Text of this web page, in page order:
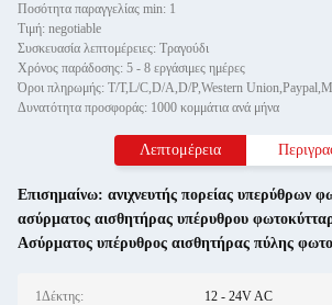
Ποσότητα παραγγελίας min: 1
Τιμή: negotiable
Συσκευασία λεπτομέρειες: Τραγούδι
Χρόνος παράδοσης: 5 - 8 εργάσιμες ημέρες
Όροι πληρωμής: T/T,L/C,D/A,D/P,Western
Δυνατότητα προσφοράς: 1000 κομμάτια ανά μήνα
Λεπτομέρεια
Επισημαίνω: ανιχνευτής πορείας υπερύθρων
ασύρματος αισθητήρας υπέρυθρου
Ασύρματος υπέρυθρος αισθητήρας πύλης
1Δέκτης: 12 - 24V AC